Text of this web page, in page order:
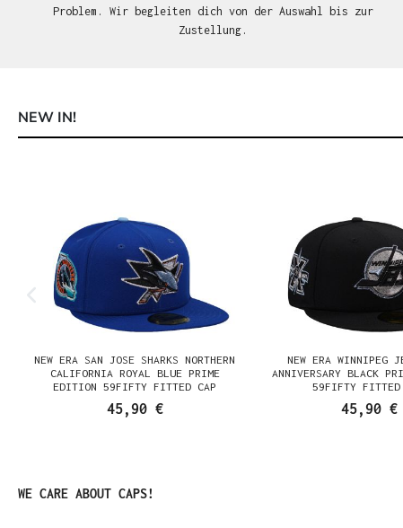
Problem. Wir begleiten dich von der Auswahl bis zur
Zustellung.
NEW IN!
NEW ERA SAN JOSE SHARKS NORTHERN
CALIFORNIA ROYAL BLUE PRIME
EDITION 59FIFTY FITTED CAP
45,90 €
NEW ERA WINNIPEG
ANNIVERSARY BLACK
59FIFTY FITTED
45,90 €
Produktgalerie überspringen
WE CARE ABOUT CAPS!